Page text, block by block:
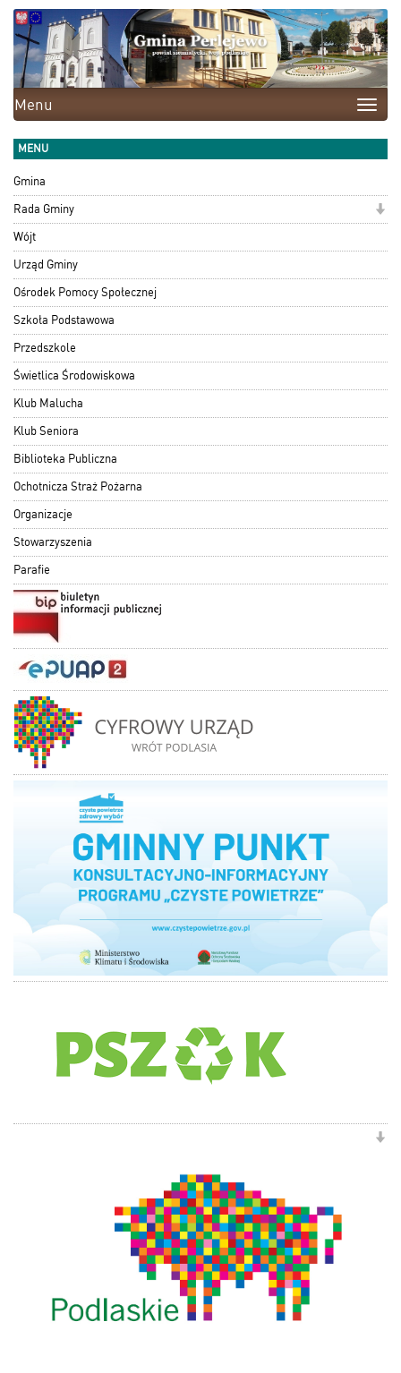
Toggle
Menu
MENU
Gmina
Rada Gminy
Wójt
Urząd Gminy
Ośrodek Pomocy Społecznej
Szkoła Podstawowa
Przedszkole
Świetlica Środowiskowa
Klub Malucha
Klub Seniora
Biblioteka Publiczna
Ochotnicza Straż Pożarna
Organizacje
Stowarzyszenia
Parafie